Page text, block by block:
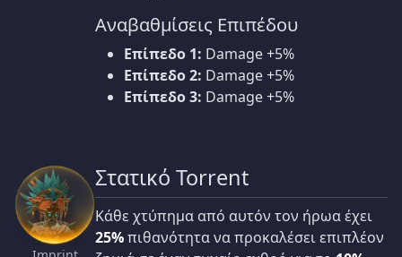
Αναβαθμίσεις Επιπέδου
Επίπεδο 1: Damage +5%
Επίπεδο 2: Damage +5%
Επίπεδο 3: Damage +5%
Στατικό Torrent
Κάθε χτύπημα από αυτόν τον ήρωα έχει
25%πιθανότητα να προκαλέσει επιπλέον